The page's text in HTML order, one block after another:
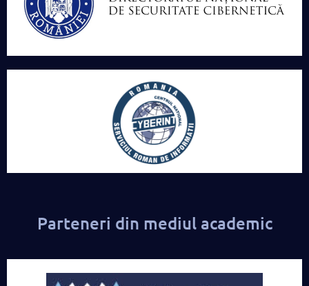
Parteneri din mediul academic